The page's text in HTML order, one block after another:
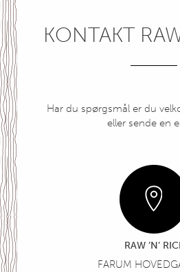
KONTAKT
Har du spørgsmål er du
eller sende en
RAW ’N’
FARUM